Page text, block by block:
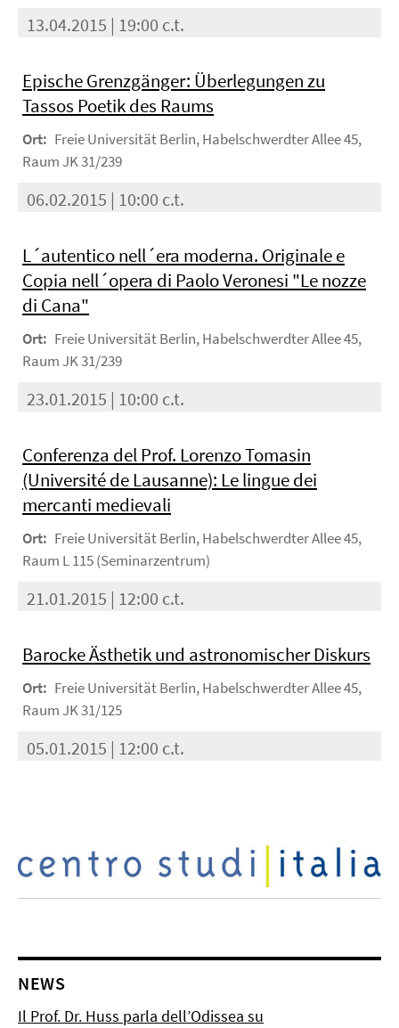
13.04.2015 | 19:00 c.t.
Epische Grenzgänger: Überlegungen zu
Tassos Poetik des Raums
Ort: Freie Universität Berlin, Habelschwerdter Allee 45,
Raum JK 31/239
06.02.2015 | 10:00 c.t.
L´autentico nell´era moderna. Originale e
Copia nell´opera di Paolo Veronesi "Le nozze
di Cana"
Ort: Freie Universität Berlin, Habelschwerdter Allee 45,
Raum JK 31/239
23.01.2015 | 10:00 c.t.
Conferenza del Prof. Lorenzo Tomasin
(Université de Lausanne): Le lingue dei
mercanti medievali
Ort: Freie Universität Berlin, Habelschwerdter Allee 45,
Raum L 115 (Seminarzentrum)
21.01.2015 | 12:00 c.t.
Barocke Ästhetik und astronomischer Diskurs
Ort: Freie Universität Berlin, Habelschwerdter Allee 45,
Raum JK 31/125
05.01.2015 | 12:00 c.t.
NEWS
Il Prof. Dr. Huss parla dell’Odissea su